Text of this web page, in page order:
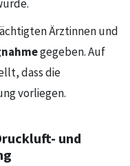
Ärztinnen und
gegeben. Auf
dass die
vorliegen.
und